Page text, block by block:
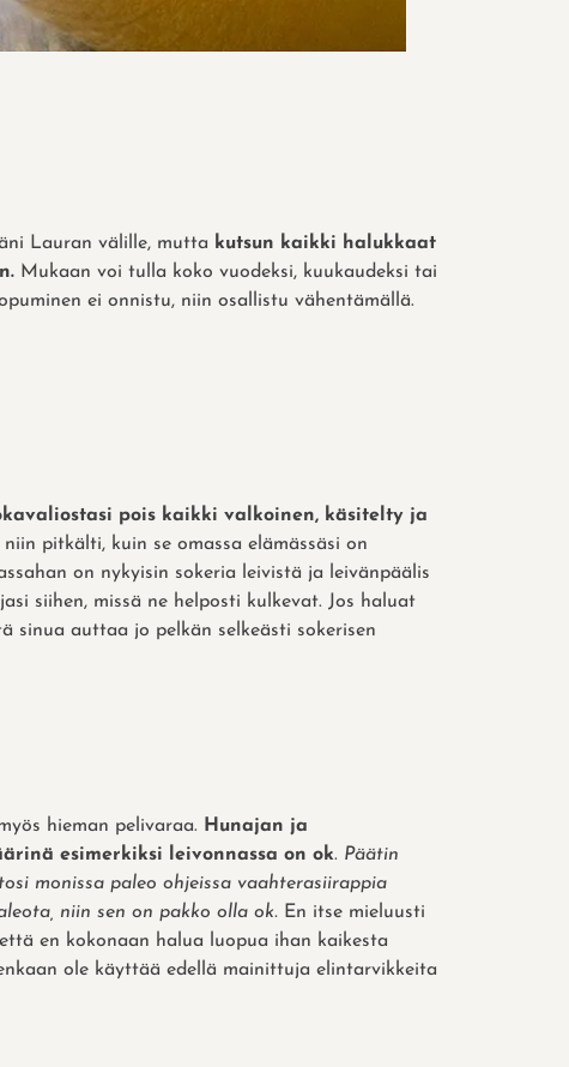
Lauran välille, mutta kutsun kaikki halukkaat
Mukaan voi tulla koko vuodeksi, kuukaudeksi tai
ei onnistu, niin osallistu vähentämällä.
pois kaikki valkoinen, käsitelty ja
pitkälti, kuin se omassa elämässäsi on
on nykyisin sokeria leivistä ja leivänpäälis
siihen, missä ne helposti kulkevat. Jos haluat
sinua auttaa jo pelkän selkeästi sokerisen
hieman pelivaraa. Hunajan ja
esimerkiksi leivonnassa on ok. Päätin
monissa paleo ohjeissa vaahterasiirappia
niin sen on pakko olla ok. En itse mieluusti
en kokonaan halua luopua ihan kaikesta
ole käyttää edellä mainittuja elintarvikkeita